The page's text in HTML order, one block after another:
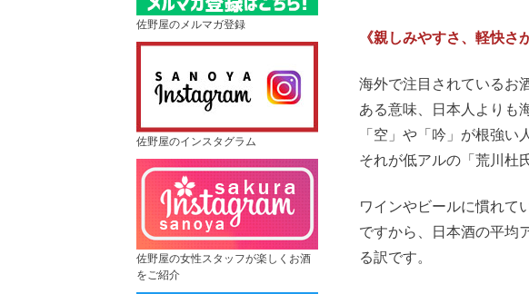
佐野屋のメルマガ登録
佐野屋のインスタグラム
佐野屋の女性スタッフが楽しくお酒
をご紹介
《親しみやすさ、軽快さ
海外で注目されているお
ある意味、日本人よりも
「空」や「吟」が根強い
それが低アルの「荒川杜
ワインやビールに慣れて
ですから、日本酒の平均
る訳です。